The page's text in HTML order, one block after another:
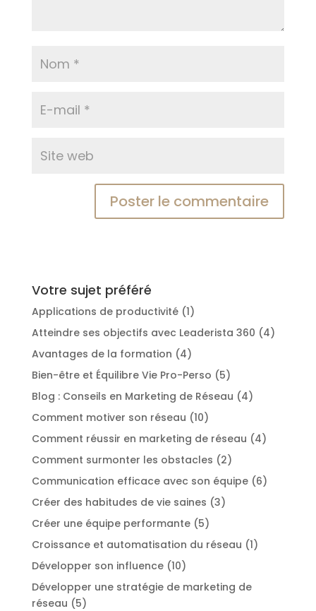
Votre sujet préféré
Applications de productivité(1)
Atteindre ses objectifs avec Leaderista 360 (4)
Avantages de la formation (4)
Bien-être et Équilibre Vie Pro-Perso (5)
Blog : Conseils en Marketing de Réseau (4)
Comment motiver son réseau (10)
Comment réussir en marketing de réseau (4)
Comment surmonter les obstacles (2)
Communication efficace avec son équipe(6)
Créer des habitudes de vie saines (3)
Créer une équipe performante(5)
Croissance et automatisation du réseau (1)
Développer son influence(10)
Développer une stratégie de marketing de
réseau (5)